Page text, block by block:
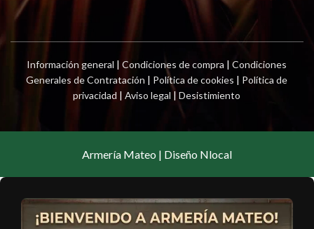
Información general |Condiciones de compra |Condiciones
Generales de Contratación | Política de cookies | Política de
privacidad |Aviso legal |Desistimiento
Armería Mateo | Diseño Nlocal